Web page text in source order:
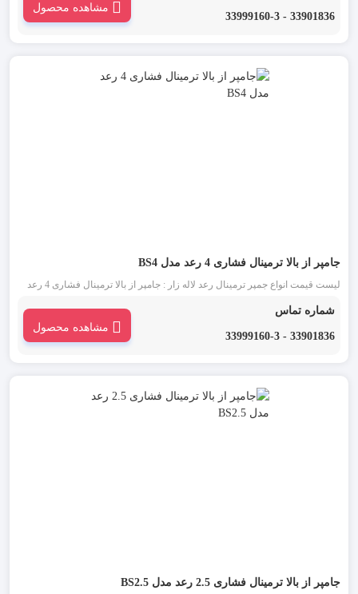
33901836 - 33999160-3
مشاهده محصول
جامپر از بالا ترمینال فشاری 4 رعد مدل BS4
لیست قیمت انواع جمپر ترمینال رعد لاله زار : جامپر از بالا ترمینال فشاری 4 رعد
ترمینال های بدون پیچ و با سطح ولتاژی یکسان به کار می رود.
شماره تماس
33901836 - 33999160-3
مشاهده محصول
جامپر از بالا ترمینال فشاری 2.5 رعد مدل BS2.5